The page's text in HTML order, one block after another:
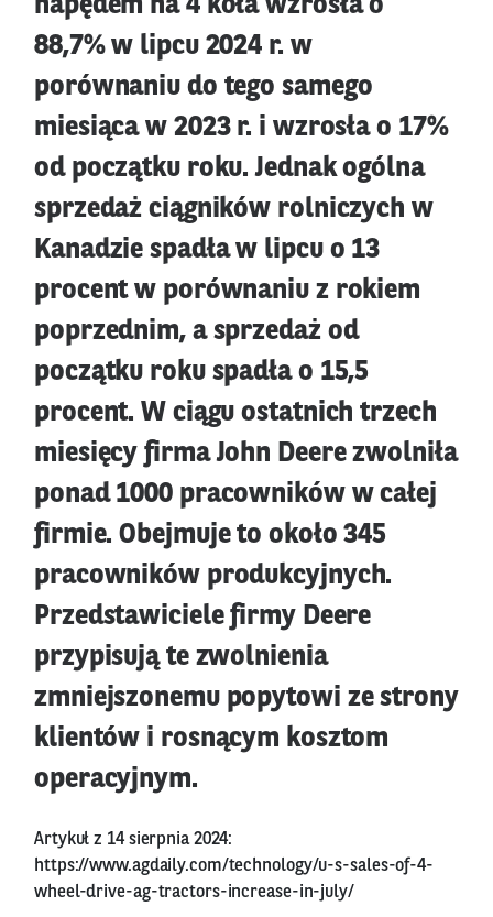
napędem na 4 koła wzrosła o
88,7% w lipcu 2024 r. w
porównaniu do tego samego
miesiąca w 2023 r. i wzrosła o 17%
od początku roku. Jednak ogólna
sprzedaż ciągników rolniczych w
Kanadzie spadła w lipcu o 13
procent w porównaniu z rokiem
poprzednim, a sprzedaż od
początku roku spadła o 15,5
procent. W ciągu ostatnich trzech
miesięcy firma John Deere zwolniła
ponad 1000 pracowników w całej
firmie. Obejmuje to około 345
pracowników produkcyjnych.
Przedstawiciele firmy Deere
przypisują te zwolnienia
zmniejszonemu popytowi ze strony
klientów i rosnącym kosztom
operacyjnym.
Artykuł z 14 sierpnia 2024:
https://www.agdaily.com/technology/u-s-sales-of-4-
wheel-drive-ag-tractors-increase-in-july/